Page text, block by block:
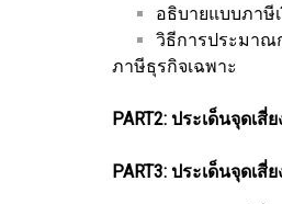
อธิบายแบบภาษี
วิธีการประมาณ
ภาษีธุรกิจเฉพาะ
PART2: ประเด็นจุดเ
PART3: ประเด็นจุดเ